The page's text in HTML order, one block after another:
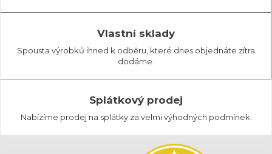
Vlastní sklady
Spousta výrobků ihned k odběru, které dnes objednáte zítra
dodáme.
Splátkový prodej
Nabízíme prodej na splátky za velmi výhodných podmínek.